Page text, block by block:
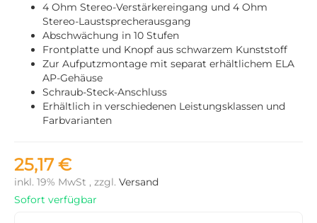
4 Ohm Stereo-Verstärkereingang und 4 Ohm
Stereo-Laustsprecherausgang
Abschwächung in 10 Stufen
Frontplatte und Knopf aus schwarzem Kunststoff
Zur Aufputzmontage mit separat erhältlichem ELA
AP-Gehäuse
Schraub-Steck-Anschluss
Erhältlich in verschiedenen Leistungsklassen und
Farbvarianten
25,17 €
inkl. 19% MwSt , zzgl. Versand
Sofort verfügbar